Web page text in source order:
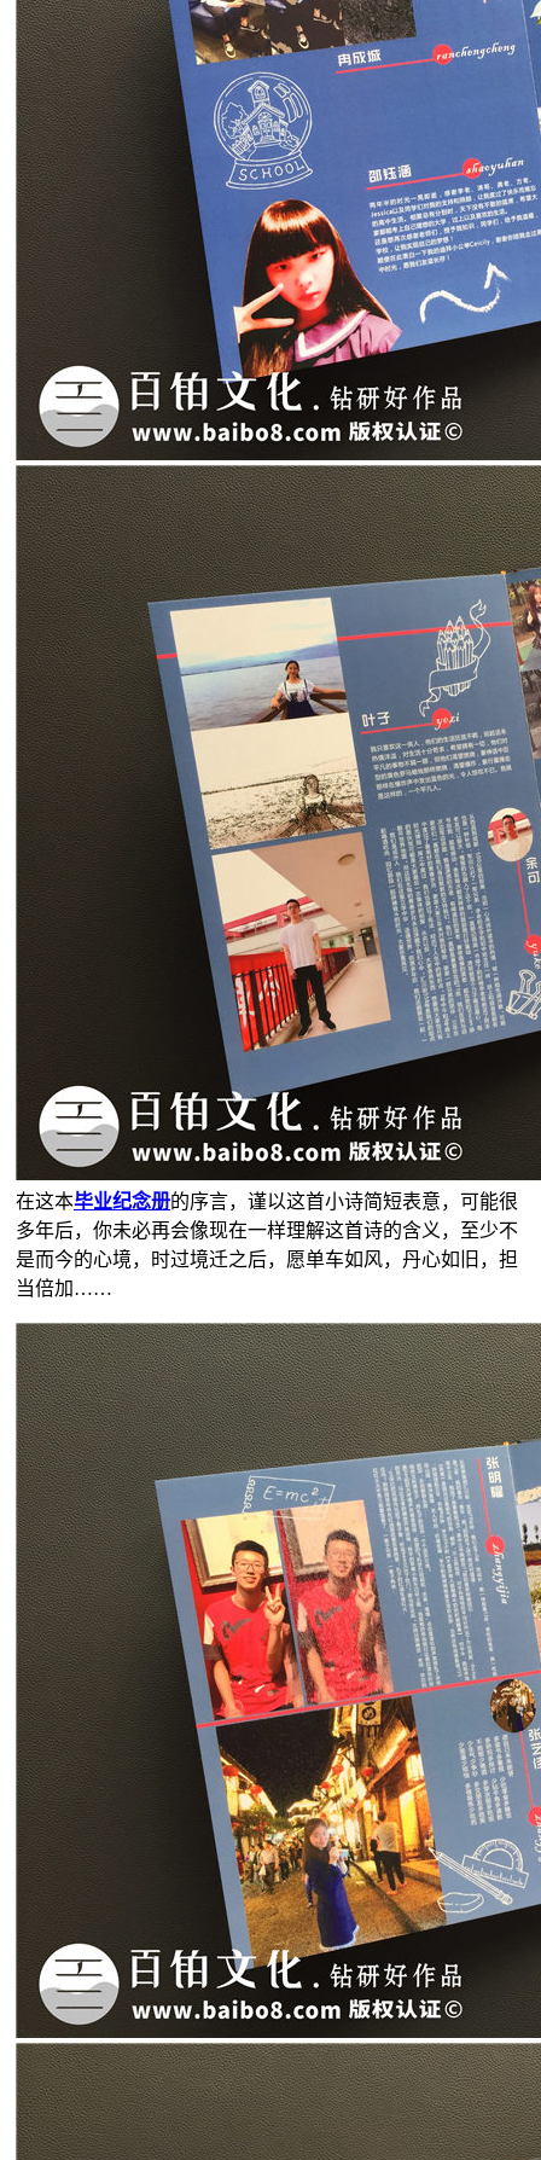
在这本毕业纪念册的序言，谨以这首小诗简短表意，可能很
多年后，你未必再会像现在一样理解这首诗的含义，至少不
是而今的心境，时过境迁之后，愿单车如风，丹心如旧，担
当倍加……